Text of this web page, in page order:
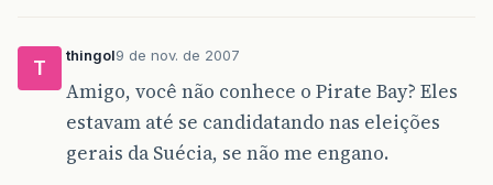
T
thingol9 de nov. de 2007
Amigo, você não conhece o Pirate Bay? Eles
estavam até se candidatando nas eleições
gerais da Suécia, se não me engano.